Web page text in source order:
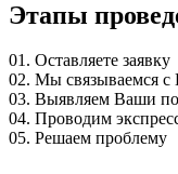
Этапы
01. Оставляете заявку
02. Мы связываемся с
03. Выявляем Ваши
04. Проводим
05. Решаем проблему